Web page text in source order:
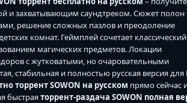
и захватывающим саундтреком. Сюжет полон
решение сложных пазлов и преодоление
комнат. Геймплей сочетает классический
магических предметов. Локации
с жутковатыми, но очаровательными
стабильная и полностью русская версия
торрент SOWON на русском прямо сейчас
быстраяторрент-раздача SOWON полная